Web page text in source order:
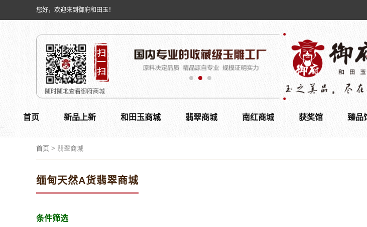
您好，欢迎来到御府和田玉！
随时随地查看御府商城
首页 新品上新 和田玉商城 翡翠商城 南红商城 获奖馆 臻品
首页 > 翡翠商城
缅甸天然A货翡翠商城
条件筛选